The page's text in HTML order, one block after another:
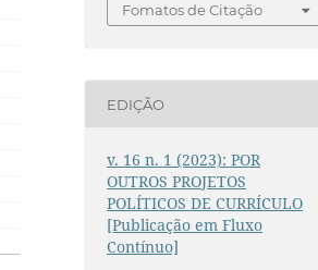
Fomatos de Citação
EDIÇÃO
v. 16 n. 1 (2023): POR
OUTROS PROJETOS
POLÍTICOS DE CURRÍCULO
[Publicação em Fluxo
Contínuo]